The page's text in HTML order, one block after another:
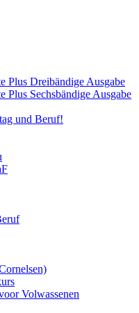
Plus Dreibändige Ausgabe
Plus Sechsbändige Ausgabe
und Beruf!
Volwassenen